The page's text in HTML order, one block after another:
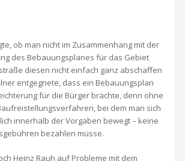
ob man nicht im Zusammenhang mit der
des Bebauungsplanes für das Gebiet
diesen nicht einfach ganz abschaffen
entgegnete, dass ein Bebauungsplan
für die Bürger brächte, denn ohne
bei dem man sich
innerhalb der Vorgaben bewegt – keine
bezahlen müsse.
Heinz Rauh auf Probleme mit dem